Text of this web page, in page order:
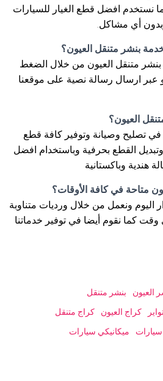
نستخدم افضل قطع الغيار للسيارات
أي مشاكل.
بنشر متنقل العيون؟
متنقل العيون من خلال الضغط
عبر ارسال رسالة نصية على موقعنا
العيون؟
تصليح وصيانة وتوفير كافة قطع
القطع بحرفية وباستخدام افضل
هندية وباكستانية
متاحة في كافة الأوقات؟
اليوم ونعمل من خلال ورديات متناوبة
كما نقوم أيضا في توفير خدماتنا
العيون
بنشر متنقل
كراج العيون
كراج متنقل
سيارات ميكانيكي سيارات